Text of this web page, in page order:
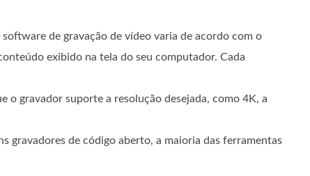
de gravação de vídeo varia de acordo com o
exibido na tela do seu computador. Cada
o gravador suporte a resolução desejada, como 4K, a
gravadores de código aberto, a maioria das ferramentas